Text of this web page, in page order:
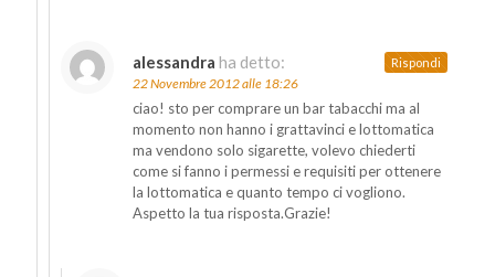
alessandra ha detto:
22 Novembre 2012 alle 18:26
ciao! sto per comprare un bar tabacchi ma al
momento non hanno i grattavinci e lottomatica
ma vendono solo sigarette, volevo chiederti
come si fanno i permessi e requisiti per ottenere
la lottomatica e quanto tempo ci vogliono.
Aspetto la tua risposta.Grazie!
Rispondi